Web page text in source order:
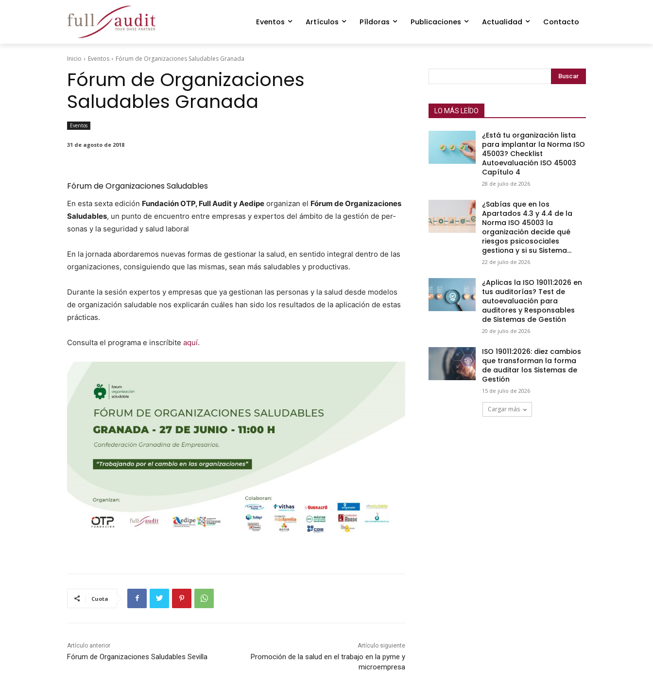
Eventos Artículos Píldoras Publicaciones Actualidad Contacto
Inicio Eventos Fórum de Organizaciones Saludables Granada
Fórum de Organizaciones
Saludables Granada
Eventos
31 de agosto de 2018
Fórum de Organizaciones Saludables
En esta sex­ta edi­ción Fun­dación OTP, Full Audit y Aedipe orga­ni­zan el Fórum de Orga­ni­za­ciones
Salud­ables, un pun­to de encuen­tro entre empre­sas y exper­tos del ámbito de la gestión de per­
sonas y la seguri­dad y salud lab­o­ral
En la jor­na­da abor­dare­mos nuevas for­mas de ges­tionar la salud, en sen­ti­do inte­gral den­tro de las
orga­ni­za­ciones, con­sigu­ien­do que las mis­mas, sean más salud­ables y pro­duc­ti­vas.
Durante la sesión exper­tos y empre­sas que ya ges­tio­nan las per­sonas y la salud des­de mod­e­los
de orga­ni­zación salud­able nos expli­carán cuáles han sido los resul­ta­dos de la apli­cación de estas
prác­ti­cas.
Con­sul­ta el pro­gra­ma e inscríbite aquí.
Cuota
Artículo anterior
Fórum de Organizaciones Saludables Sevilla
Artículo siguiente
Promoción de la salud en el trabajo en la pyme y
microempresa
Buscar
LO MÁS LEÍDO
¿Está tu organización lista
para implantar la Norma ISO
45003? Checklist
Autoevaluación ISO 45003
Capítulo 4
28 de julio de 2026
¿Sabías que en los
Apartados 4.3 y 4.4 de la
Norma ISO 45003 la
organización decide qué
riesgos psicosociales
gestiona y si su Sistema...
22 de julio de 2026
¿Aplicas la ISO 19011:2026 en
tus auditorías? Test de
autoevaluación para
auditores y Responsables
de Sistemas de Gestión
20 de julio de 2026
ISO 19011:2026: diez cambios
que transforman la forma
de auditar los Sistemas de
Gestión
15 de julio de 2026
Cargar más